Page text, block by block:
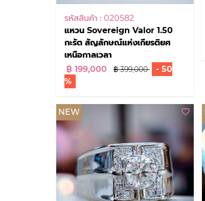
รหัสสินค้า : 020582
แหวน Sovereign Valor 1.50
กะรัต สัญลักษณ์แห่งเกียรติยศ
เหนือกาลเวลา
฿ 199,000
฿ 399,000
- 50
%
NEW